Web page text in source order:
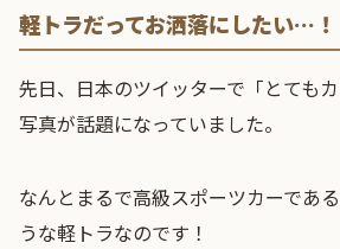
軽トラだってお洒落にしたい…！
先日、日本のツイッターで「とても
写真が話題になっていました。
なんとまるで高級スポーツカーであ
うな軽トラなのです！